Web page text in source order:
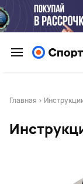
Главная >